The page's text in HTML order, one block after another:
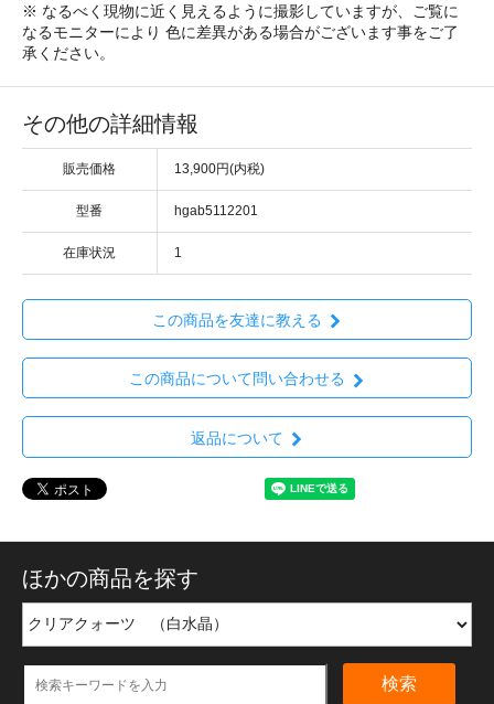
※ なるべく現物に近く見えるように撮影していますが、ご覧に
なるモニターにより 色に差異がある場合がございます事をご了
承ください。
その他の詳細情報
販売価格 13,900円(内税)
型番 hgab5112201
在庫状況 1
この商品を友達に教える
この商品について問い合わせる
返品について
ほかの商品を探す
検索